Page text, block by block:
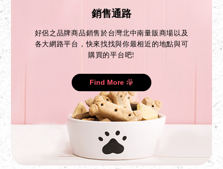
銷售通路
好侶之品牌商品銷售於台灣北中南量販商場以及
各大網路平台，快來找找與你最相近的地點與可
購買的平台吧!
Find More